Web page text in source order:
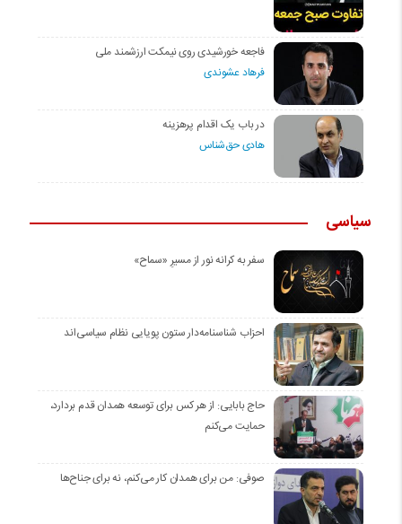
فاجعه خورشیدی روی نیمکت ارزشمند ملی
فرهاد عشوندی
در باب یک اقدام پرهزینه
هادی حق‌شناس
سیاسی
سفر به کرانه‌ نور از مسیرِ «سماح»
احزاب شناسنامه‌دار ستون پویایی نظام سیاسی‌اند
حاج بابایی: از هر کس برای توسعه همدان قدم بردارد،
حمایت می‌کنم
صوفی: من برای همدان کار می‌کنم، نه برای جناح‌ها